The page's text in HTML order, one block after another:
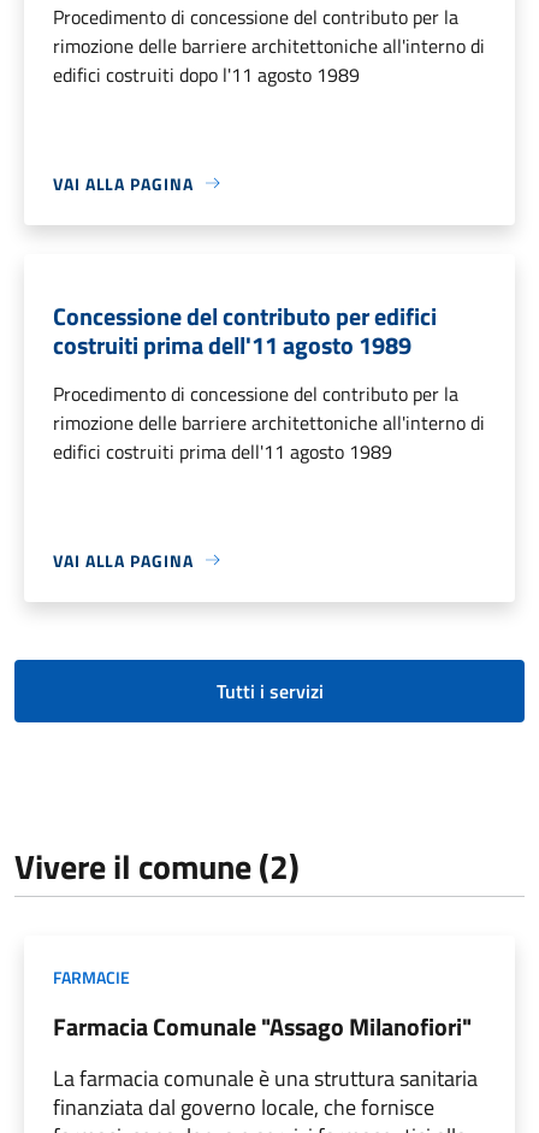
Procedimento di concessione del contributo per la
rimozione delle barriere architettoniche all'interno di
edifici costruiti dopo l'11 agosto 1989
VAI ALLA PAGINA
Concessione del contributo per edifici
costruiti prima dell'11 agosto 1989
Procedimento di concessione del contributo per la
rimozione delle barriere architettoniche all'interno di
edifici costruiti prima dell'11 agosto 1989
VAI ALLA PAGINA
Tutti i servizi
Vivere il comune (2)
FARMACIE
Farmacia Comunale "Assago Milanofiori"
La farmacia comunale è una struttura sanitaria
finanziata dal governo locale, che fornisce